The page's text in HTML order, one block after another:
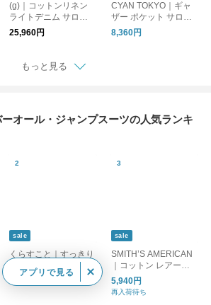
(g)｜コットンリネン
ライトデニム サロペ
ット g-314-tr
25,960円
CYAN TOKYO｜ギャ
ザー ポケット サロペ
ット 610452
8,360円
もっと見る
オール・ジャンプスーツの人気ランキ
sale
くらすこと｜すっきり
まとまるブラックサロ
ペット
18,480円
sale
SMITH’S AMERICAN
｜コットン レアール
オーバーオール “LES
HALLES overall” 547
5,940円
再入荷待ち
アプリで見る